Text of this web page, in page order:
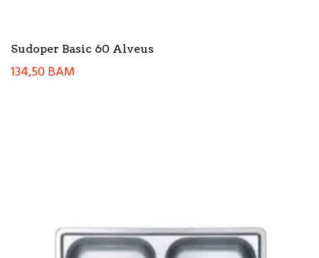
Sudoper Basic 60 Alveus
134,50BAM